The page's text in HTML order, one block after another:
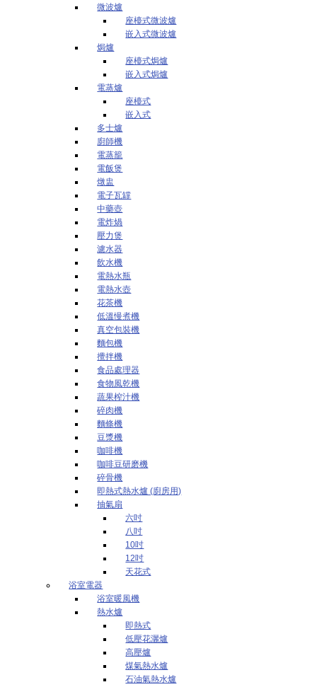
微波爐
座檯式微波爐
嵌入式微波爐
焗爐
座檯式焗爐
嵌入式焗爐
電蒸爐
座檯式
嵌入式
多士爐
廚師機
電蒸籠
電飯煲
燉盅
電子瓦罉
中藥壺
電炸煱
壓力煲
濾水器
飲水機
電熱水瓶
電熱水壺
花茶機
低溫慢煮機
真空包裝機
麵包機
攪拌機
食品處理器
食物風乾機
蔬果榨汁機
碎肉機
麵條機
豆漿機
咖啡機
咖啡豆研磨機
碎骨機
即熱式熱水爐 (廚房用)
抽氣扇
六吋
八吋
10吋
12吋
天花式
浴室電器
浴室暖風機
熱水爐
即熱式
低壓花灑爐
高壓爐
煤氣熱水爐
石油氣熱水爐